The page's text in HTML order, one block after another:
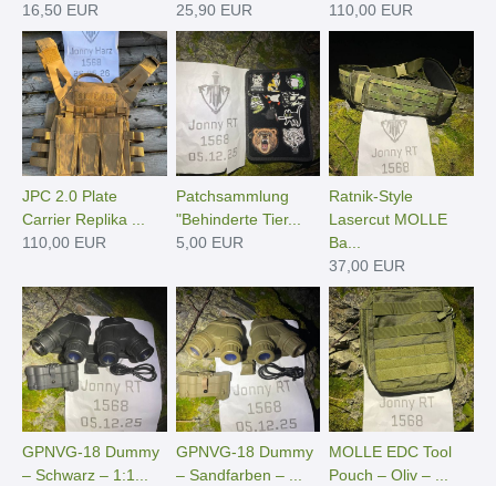
16,50 EUR
25,90 EUR
110,00 EUR
JPC 2.0 Plate
Carrier Replika ...
110,00 EUR
Patchsammlung
"Behinderte Tier...
5,00 EUR
Ratnik-Style
Lasercut MOLLE
Ba...
37,00 EUR
GPNVG-18 Dummy
– Schwarz – 1:1...
GPNVG-18 Dummy
– Sandfarben – ...
MOLLE EDC Tool
Pouch – Oliv – ...